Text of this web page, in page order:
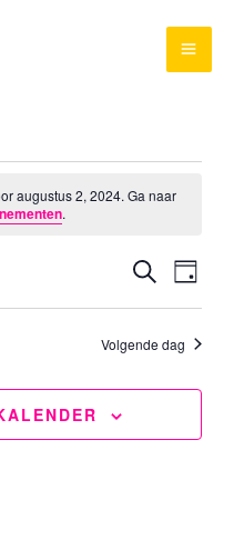
augustus 2, 2024. Ga naar
.
Zoeken
en
ZOEKEN
DAG
Volgende dag